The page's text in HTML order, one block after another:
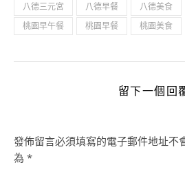
八德三元宮 八德早餐 八德美食
桃園早午餐
桃園早餐 桃園美食
留下一個回
發佈留言必須填寫的電子郵件地址不
為 *